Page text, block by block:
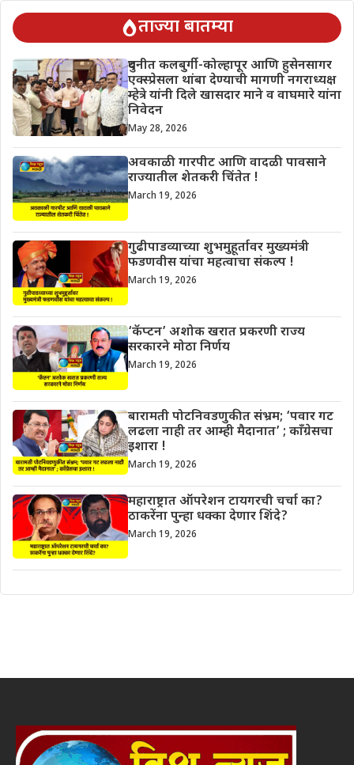
ताज्या बातम्या
दुधनीत कलबुर्गी-कोल्हापूर आणि हुसेनसागर
एक्स्प्रेसला थांबा देण्याची मागणी नगराध्यक्ष
म्हेत्रे यांनी दिले खासदार माने व वाघमारे यांना
निवेदन
May 28, 2026
अवकाळी गारपीट आणि वादळी पावसाने
राज्यातील शेतकरी चिंतेत !
March 19, 2026
गुढीपाडव्याच्या शुभमुहूर्तावर मुख्यमंत्री
फडणवीस यांचा महत्वाचा संकल्प !
March 19, 2026
‘कॅप्टन’ अशोक खरात प्रकरणी राज्य
सरकारने मोठा निर्णय
March 19, 2026
बारामती पोटनिवडणुकीत संभ्रम; ‘पवार गट
लढला नाही तर आम्ही मैदानात’ ; काँग्रेसचा
इशारा !
March 19, 2026
महाराष्ट्रात ऑपरेशन टायगरची चर्चा का?
ठाकरेंना पुन्हा धक्का देणार शिंदे?
March 19, 2026